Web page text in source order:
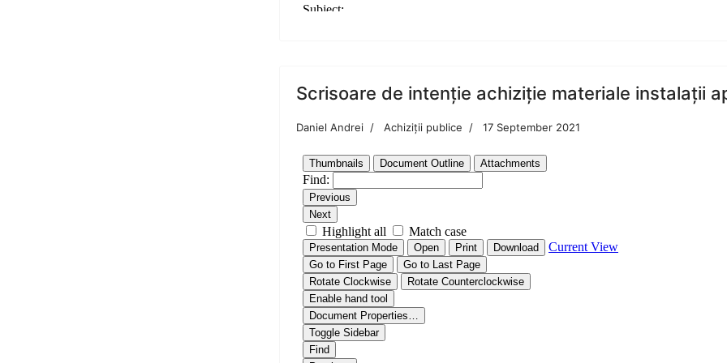
Scrisoare de intenție achiziție materiale instalații
Daniel Andrei Achiziții publice 17 September 2021